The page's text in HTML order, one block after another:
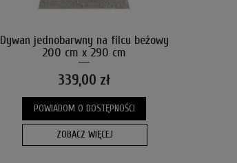
Dywan jednobarwny na filcu beżowy
200 cm x 290 cm
339,00 zł
POWIADOM O DOSTĘPNOŚCI
ZOBACZ WIĘCEJ